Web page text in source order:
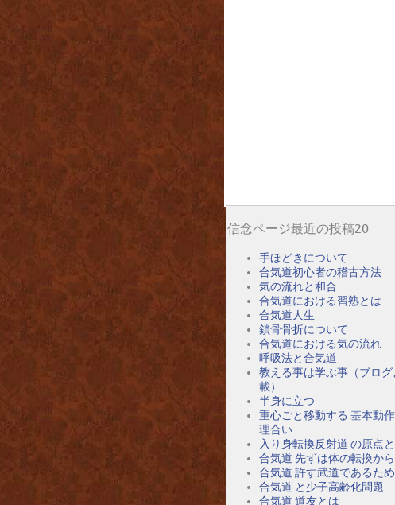
信念ページ最近の投稿20
手ほどきについて
合気道初心者の稽古方法
気の流れと和合
合気道における習熟とは
合気道人生
鎖骨骨折について
合気道における気の流れ
呼吸法と合気道
教える事は学ぶ事（ブロ
載）
半身に立つ
重心ごと移動する 基本動
理合い
入り身転換反射道 の原点
合気道 先ずは体の転換か
合気道 許す武道であるた
合気道 と少子高齢化問題
合気道 道友とは